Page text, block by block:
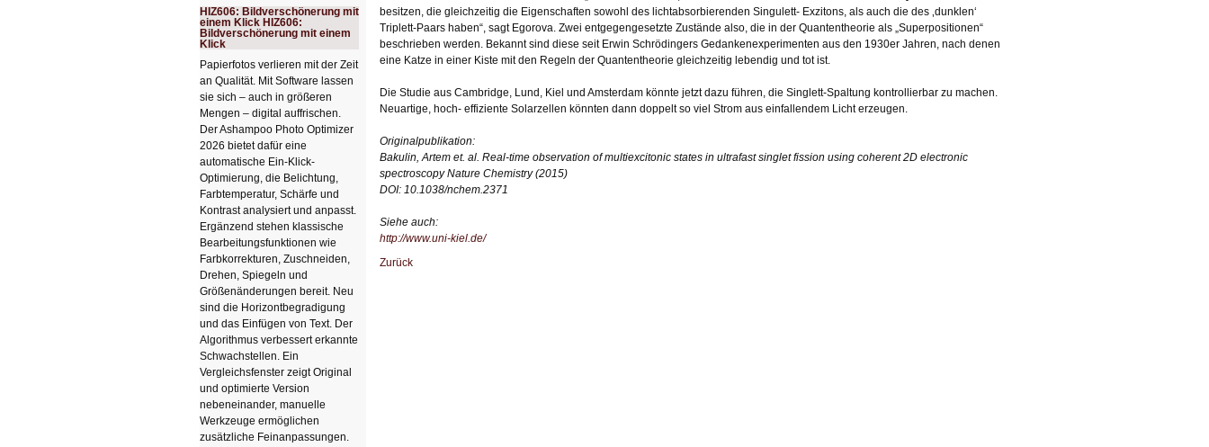
besitzen, die gleichzeitig die Eigenschaften sowohl des lichtabsorbierenden Singulett- Exzitons, als auch die des ‚dunklen‘
Triplett-Paars haben“, sagt Egorova. Zwei entgegengesetzte Zustände also, die in der Quantentheorie als „Superpositionen“
beschrieben werden. Bekannt sind diese seit Erwin Schrödingers Gedankenexperimenten aus den 1930er Jahren, nach denen
eine Katze in einer Kiste mit den Regeln der Quantentheorie gleichzeitig lebendig und tot ist.
Die Studie aus Cambridge, Lund, Kiel und Amsterdam könnte jetzt dazu führen, die Singlett-Spaltung kontrollierbar zu machen.
Neuartige, hoch- effiziente Solarzellen könnten dann doppelt so viel Strom aus einfallendem Licht erzeugen.
Originalpublikation:
Bakulin, Artem et. al. Real-time observation of multiexcitonic states in ultrafast singlet fission using coherent 2D electronic
spectroscopy Nature Chemistry (2015)
DOI: 10.1038/nchem.2371
Siehe auch:
http://www.uni-kiel.de/
Zurück
HIZ606: Bildverschönerung mit
einem Klick HIZ606:
Bildverschönerung mit einem
Klick
Papierfotos verlieren mit der Zeit
an Qualität. Mit Software lassen
sie sich – auch in größeren
Mengen – digital auffrischen.
Der Ashampoo Photo Optimizer
2026 bietet dafür eine
automatische Ein-Klick-
Optimierung, die Belichtung,
Farbtemperatur, Schärfe und
Kontrast analysiert und anpasst.
Ergänzend stehen klassische
Bearbeitungsfunktionen wie
Farbkorrekturen, Zuschneiden,
Drehen, Spiegeln und
Größenänderungen bereit. Neu
sind die Horizontbegradigung
und das Einfügen von Text. Der
Algorithmus verbessert erkannte
Schwachstellen. Ein
Vergleichsfenster zeigt Original
und optimierte Version
nebeneinander, manuelle
Werkzeuge ermöglichen
zusätzliche Feinanpassungen.